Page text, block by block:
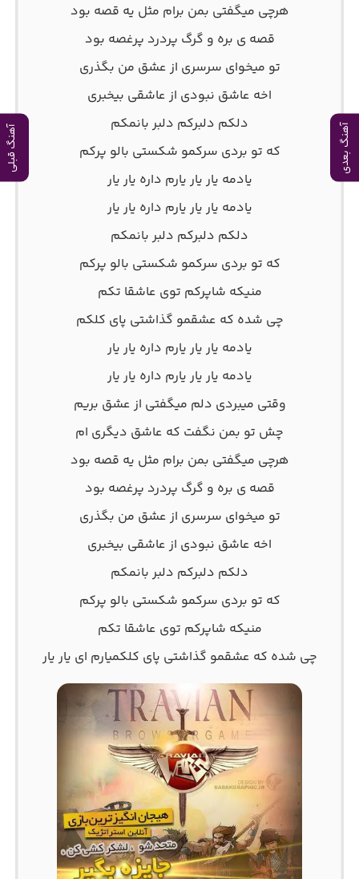
آهنگ بعدی آهنگ قبلی
هرچی میگفتی بمن برام مثل یه قصه بود
قصه ی بره و گرگ پردرد پرغصه بود
تو میخوای سرسری از عشق من بگذری
اخه عاشق نبودی از عاشقی بیخبری
دلکم دلبرکم دلبر بانمکم
که تو بردی سرکمو شکستی بالو پرکم
یادمه یار یار یارم داره یار یار
یادمه یار یار یارم داره یار یار
دلکم دلبرکم دلبر بانمکم
که تو بردی سرکمو شکستی بالو پرکم
منیکه شاپرکم توی عاشقا تکم
چی شده که عشقمو گذاشتی پای کلکم
یادمه یار یار یارم داره یار یار
یادمه یار یار یارم داره یار یار
وقتی میبردی دلم میگفتی از عشق بریم
چش تو بمن نگفت که عاشق دیگری ام
هرچی میگفتی بمن برام مثل یه قصه بود
قصه ی بره و گرگ پردرد پرغصه بود
تو میخوای سرسری از عشق من بگذری
اخه عاشق نبودی از عاشقی بیخبری
دلکم دلبرکم دلبر بانمکم
که تو بردی سرکمو شکستی بالو پرکم
منیکه شاپرکم توی عاشقا تکم
چی شده که عشقمو گذاشتی پای کلکمیارم ای یار یار